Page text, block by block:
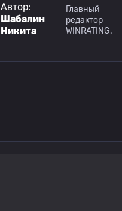
Автор:
Шабалин
Никита
Главный
редактор
WINRATING.